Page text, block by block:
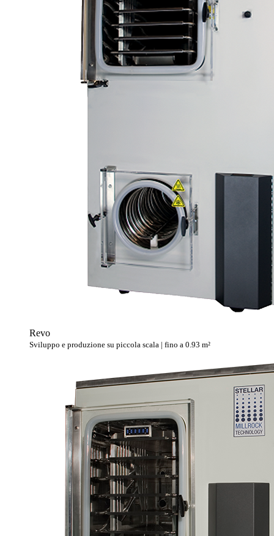
Revo
Sviluppo e produzione su piccola scala | fino a 0.93 m²